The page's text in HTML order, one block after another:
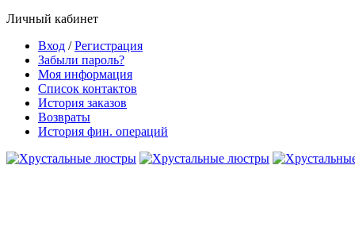
Личный кабинет
Вход /Регистрация
Забыли пароль?
Моя информация
Список контактов
История заказов
Возвраты
История фин. операций